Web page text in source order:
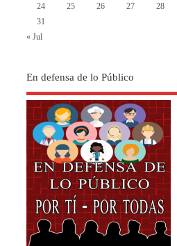
24
25 26 27 28
31
« Jul
En defensa de lo Público